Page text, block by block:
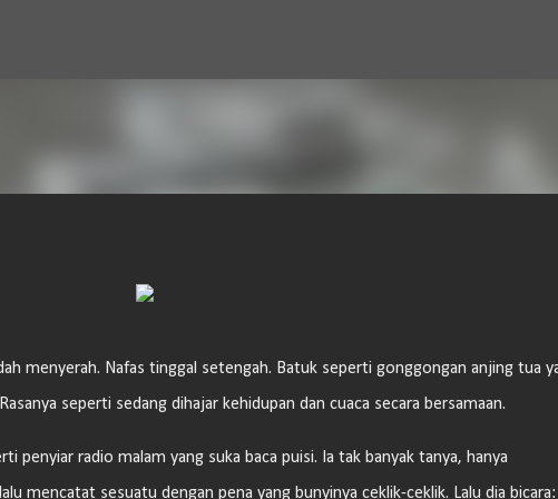
menyerah. Nafas tinggal setengah. Batuk seperti gonggongan anjing tua
seperti sedang dihajar kehidupan dan cuaca secara bersamaan.
penyiar radio malam yang suka baca puisi. Ia tak banyak tanya, hanya
mencatat sesuatu dengan pena yang bunyinya ceklik-ceklik. Lalu dia bicara: